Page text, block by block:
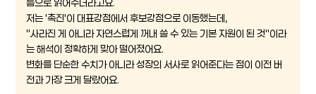
름으로 읽어주더라고요.
저는 '촉진'이 대표강점에서 후보강점으로 이동했는데,
"사라진 게 아니라 자연스럽게 꺼내 쓸 수 있는 기본 자원이 된 것"이라
는 해석이 정확하게 맞아 떨어졌어요.
변화를 단순한 수치가 아니라 성장의 서사로 읽어준다는 점이 이전 버
전과 가장 크게 달랐어요.